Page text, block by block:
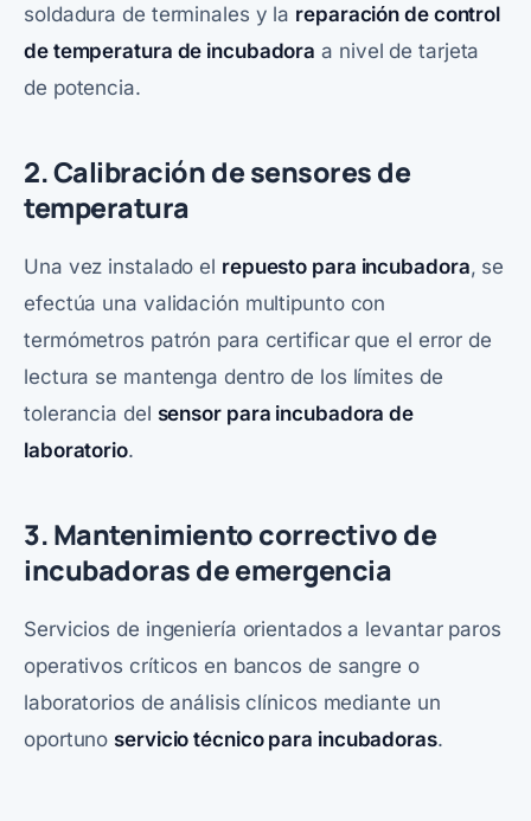
soldadura de terminales y la reparación de control
de temperatura de incubadora a nivel de tarjeta
de potencia.
2. Calibración de sensores de
temperatura
Una vez instalado el repuesto para incubadora, se
efectúa una validación multipunto con
termómetros patrón para certificar que el error de
lectura se mantenga dentro de los límites de
tolerancia del sensor para incubadora de
laboratorio.
3. Mantenimiento correctivo de
incubadoras de emergencia
Servicios de ingeniería orientados a levantar paros
operativos críticos en bancos de sangre o
laboratorios de análisis clínicos mediante un
oportuno servicio técnico para incubadoras.